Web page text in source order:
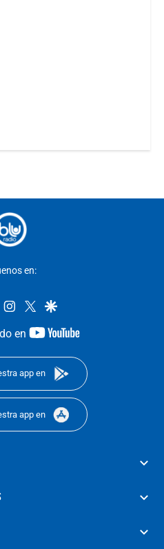
en:
facebookinstagram
twittergoogle
en
youtube-
app en
app en